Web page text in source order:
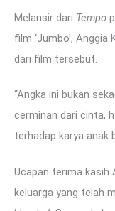
Melansir dari Tempo
film ‘Jumbo’,
dari film tersebut.
“Angka ini bukan
cerminan dari cinta,
terhadap karya anak
Ucapan terima kasih
keluarga yang telah